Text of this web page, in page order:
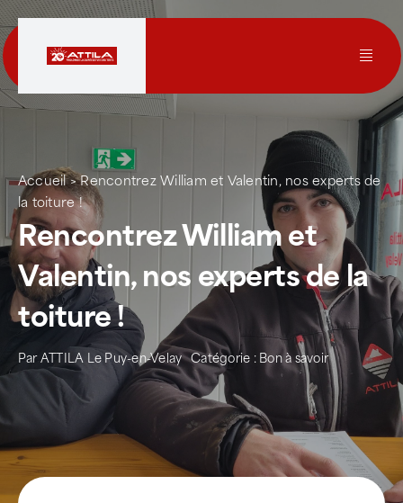
Passer
au
contenu
Le groupe
Nos services
Nos agences
Votre toit
Rejoignez-nous
Devenir Franchisé
Accueil>Rencontrez William et Valentin, nos experts de
la toiture !
Rencontrez William et
Valentin, nos experts de la
toiture !
ParATTILA Le Puy-en-Velay Catégorie :Bon à savoir